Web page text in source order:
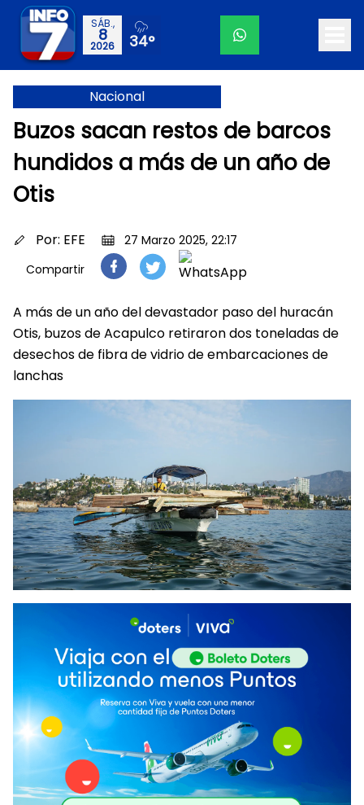
SÁB.,
8
2026 34°
Nacional
Buzos sacan restos de barcos
hundidos a más de un año de
Otis
Por: EFE
27 Marzo 2025, 22:17
Compartir
A más de un año del devastador paso del huracán
Otis, buzos de Acapulco retiraron dos toneladas de
desechos de fibra de vidrio de embarcaciones de
lanchas